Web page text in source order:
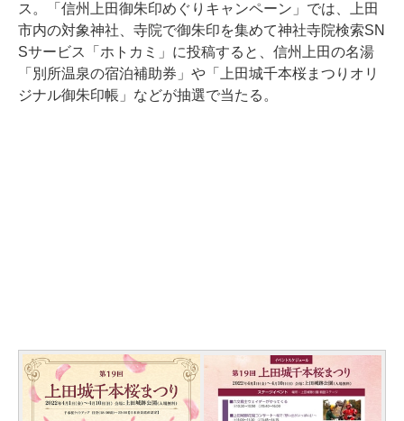
ス。「信州上田御朱印めぐりキャンペーン」では、上田
市内の対象神社、寺院で御朱印を集めて神社寺院検索SN
Sサービス「ホトカミ」に投稿すると、信州上田の名湯
「別所温泉の宿泊補助券」や「上田城千本桜まつりオリ
ジナル御朱印帳」などが抽選で当たる。